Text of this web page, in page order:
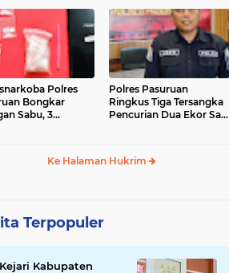
Polres
Bongkar
Sabu, 3
Polres Pasuruan
Ringkus Tiga Tersangka
Pencurian Dua Ekor Sapi
Ke Halaman Hukrim
Terpopuler
Kejari Kabupaten